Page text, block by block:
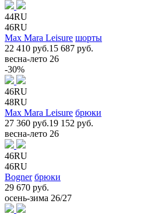
44RU
46RU
Max Mara Leisure шорты
22 410 руб.15 687 руб.
весна-лето 26
-30%
46RU
48RU
Max Mara Leisure брюки
27 360 руб.19 152 руб.
весна-лето 26
46RU
46RU
Bogner брюки
29 670 руб.
осень-зима 26/27